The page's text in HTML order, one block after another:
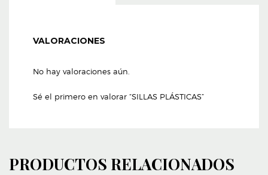
VALORACIONES
No hay valoraciones aún.
Sé el primero en valorar “SILLAS PLÁSTICAS”
PRODUCTOS RELACIONADOS